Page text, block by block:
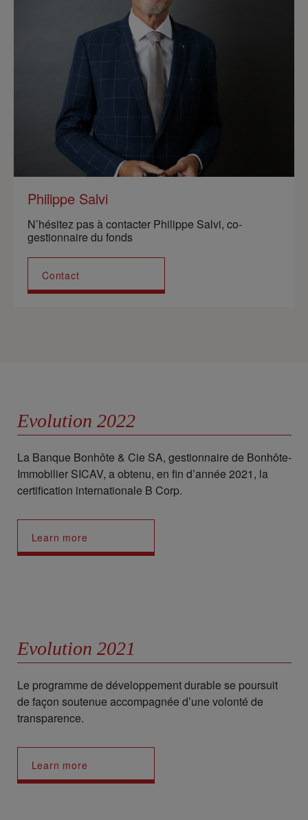
Philippe Salvi
N’hésitez pas à contacter Philippe Salvi, co-
gestionnaire du fonds
Contact
Evolution 2022
La Banque Bonhôte & Cie SA, gestionnaire de Bonhôte-
Immobilier SICAV, a obtenu, en fin d’année 2021, la
certification internationale B Corp.
Learn more
Evolution 2021
Le programme de développement durable se poursuit
de façon soutenue accompagnée d’une volonté de
transparence.
Learn more